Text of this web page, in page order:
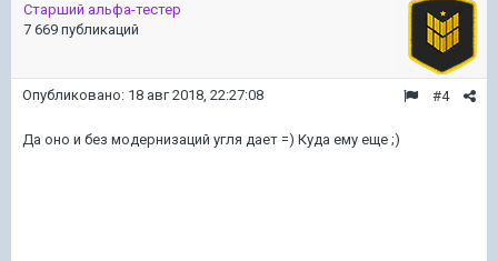
Старший альфа-тестер
7 669 публикаций
#4
Опубликовано: 18 авг 2018, 22:27:08
Да оно и без модернизаций угля дает =) Куда ему еще ;)